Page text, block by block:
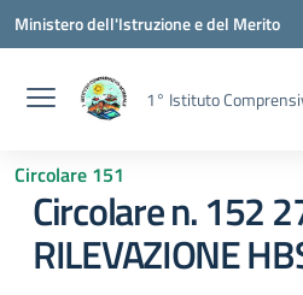
Vai ai contenuti
Vai al menu di navigazione
Vai al footer
Ministero dell'Istruzione e del Merito
1° Istituto
Circolare 151
Circolare n. 152
RILEVAZIONE